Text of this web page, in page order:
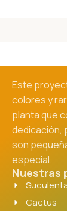
Este
colores y
planta que
dedicación,
son
especial.
Nuestras
Cactus